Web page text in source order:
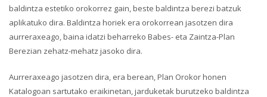
baldintza estetiko orokorrez gain, beste baldintza berezi batzuk
aplikatuko dira. Baldintza horiek era orokorrean jasotzen dira
aurreraxeago, baina idatzi beharreko Babes- eta Zaintza-Plan
Berezian zehatz-mehatz jasoko dira.
Aurreraxeago jasotzen dira, era berean, Plan Orokor honen
Katalogoan sartutako eraikinetan, jarduketak burutzeko baldintza